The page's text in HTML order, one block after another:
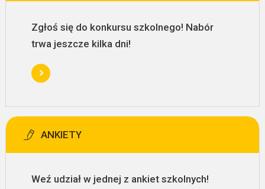
Zgłoś się do konkursu szkolnego! Nabór
trwa jeszcze kilka dni!
ANKIETY
Weź udział w jednej z ankiet szkolnych!